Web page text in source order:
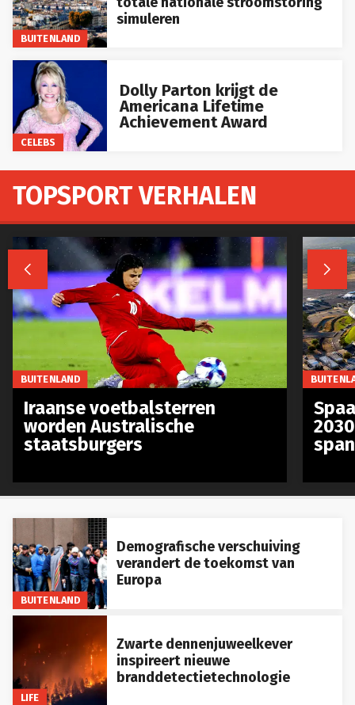
BUITENLAND
simuleren
CELEBS
Dolly Parton krijgt de
Americana Lifetime
Achievement Award
BUITENLAND
Demografische verschuiving
verandert de toekomst van
Europa
LIFE
Zwarte dennenjuweelkever
inspireert nieuwe
branddetectietechnologie
TOPSPORT VERHALEN
 
BUITENLAND
Iraanse voetbalsterren
worden Australische
staatsburgers